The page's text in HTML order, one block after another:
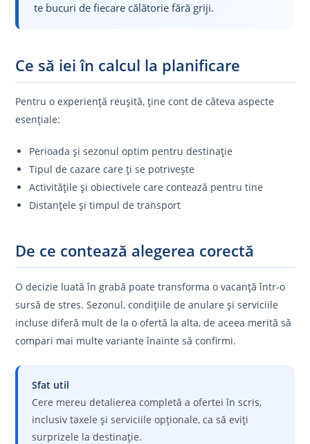
te bucuri de fiecare călătorie fără griji.
Ce să iei în calcul la planificare
Pentru o experiență reușită, ține cont de câteva aspecte
esențiale:
Perioada și sezonul optim pentru destinație
Tipul de cazare care ți se potrivește
Activitățile și obiectivele care contează pentru tine
Distanțele și timpul de transport
De ce contează alegerea corectă
O decizie luată în grabă poate transforma o vacanță într-o
sursă de stres. Sezonul, condițiile de anulare și serviciile
incluse diferă mult de la o ofertă la alta, de aceea merită să
compari mai multe variante înainte să confirmi.
Sfat util
Cere mereu detalierea completă a ofertei în scris,
inclusiv taxele și serviciile opționale, ca să eviți
surprizele la destinație.